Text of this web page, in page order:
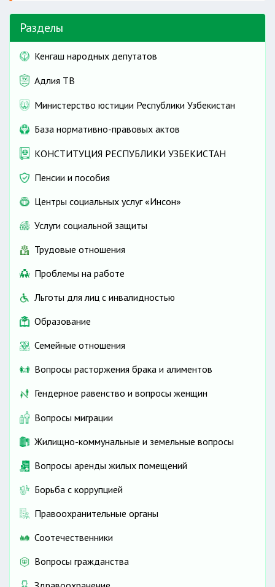
Разделы
Кенгаш народных депутатов
Адлия ТВ
Министерство юстиции Республики Узбекистан
База нормативно-правовых актов
КОНСТИТУЦИЯ РЕСПУБЛИКИ УЗБЕКИСТАН
Пенсии и пособия
Центры социальных услуг «Инсон»
Услуги социальной защиты
Трудовые отношения
Проблемы на работе
Льготы для лиц с инвалидностью
Образование
Семейные отношения
Вопросы расторжения брака и алиментов
Гендерное равенство и вопросы женщин
Вопросы миграции
Жилищно-коммунальные и земельные вопросы
Вопросы аренды жилых помещений
Борьба с коррупцией
Правоохранительные органы
Соотечественники
Вопросы гражданства